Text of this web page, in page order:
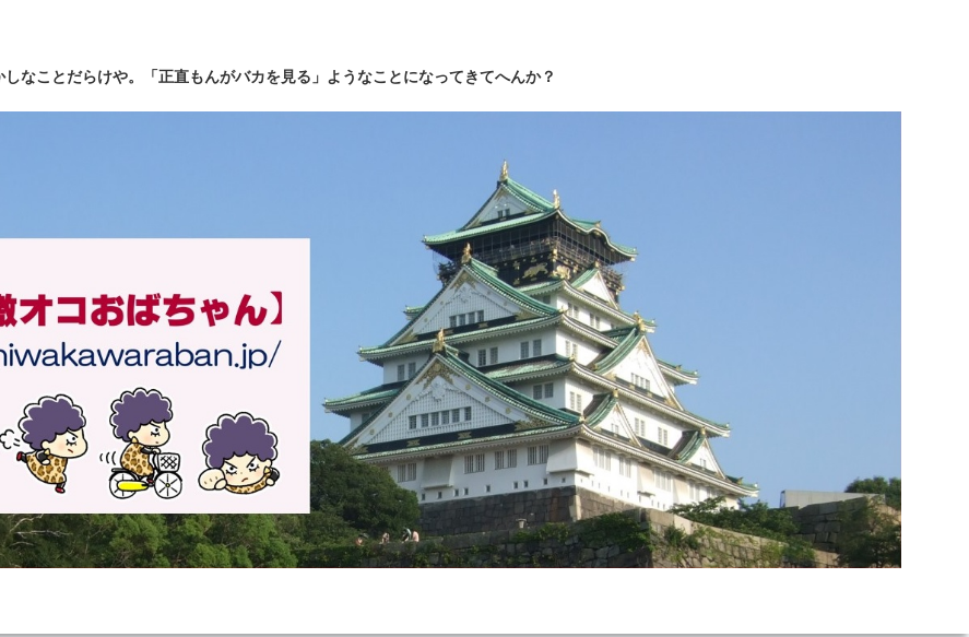
しなことだらけや。「正直もんがバカを見る」ようなことになってきてへんか？